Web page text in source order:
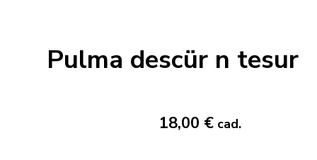
Pulma descür n tesur
18,00 € cad.